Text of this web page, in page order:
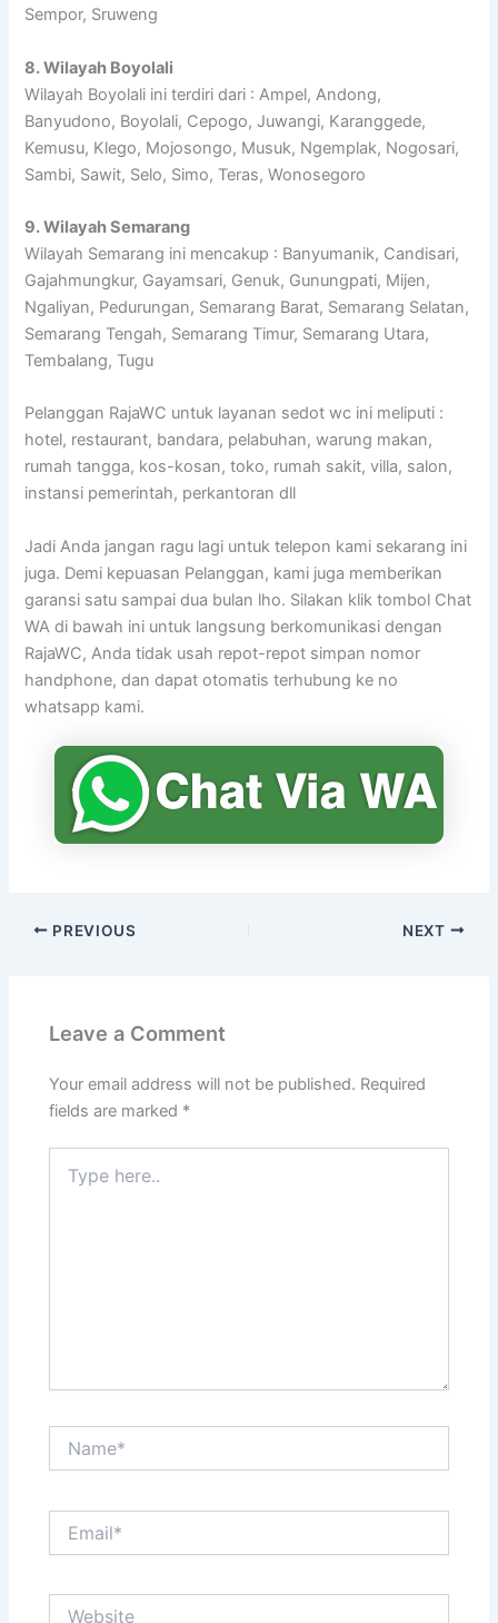
Sempor, Sruweng
8. Wilayah Boyolali
Wilayah Boyolali ini terdiri dari : Ampel, Andong,
Banyudono, Boyolali, Cepogo, Juwangi, Karanggede,
Kemusu, Klego, Mojosongo, Musuk, Ngemplak, Nogosari,
Sambi, Sawit, Selo, Simo, Teras, Wonosegoro
9. Wilayah Semarang
Wilayah Semarang ini mencakup : Banyumanik, Candisari,
Gajahmungkur, Gayamsari, Genuk, Gunungpati, Mijen,
Ngaliyan, Pedurungan, Semarang Barat, Semarang Selatan,
Semarang Tengah, Semarang Timur, Semarang Utara,
Tembalang, Tugu
Pelanggan RajaWC untuk layanan sedot wc ini meliputi :
hotel, restaurant, bandara, pelabuhan, warung makan,
rumah tangga, kos-kosan, toko, rumah sakit, villa, salon,
instansi pemerintah, perkantoran dll
Jadi Anda jangan ragu lagi untuk telepon kami sekarang ini
juga. Demi kepuasan Pelanggan, kami juga memberikan
garansi satu sampai dua bulan lho. Silakan klik tombol Chat
WA di bawah ini untuk langsung berkomunikasi dengan
RajaWC, Anda tidak usah repot-repot simpan nomor
handphone, dan dapat otomatis terhubung ke no
whatsapp kami.
PREVIOUS NEXT
Leave a Comment
Your email address will not be published. Required
fields are marked *
here..